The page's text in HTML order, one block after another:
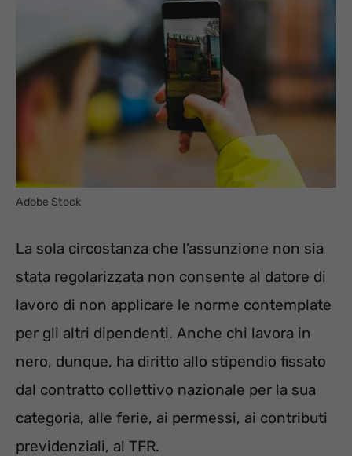
Adobe Stock
La sola circostanza che l’assunzione non sia
stata regolarizzata non consente al datore di
lavoro di non applicare le norme contemplate
per gli altri dipendenti. Anche chi lavora in
nero, dunque, ha diritto allo stipendio fissato
dal contratto collettivo nazionale per la sua
categoria, alle ferie, ai permessi, ai contributi
previdenziali, al TFR.